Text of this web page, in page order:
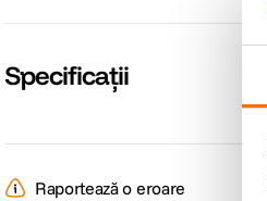
Specificații
Raportează o eroare